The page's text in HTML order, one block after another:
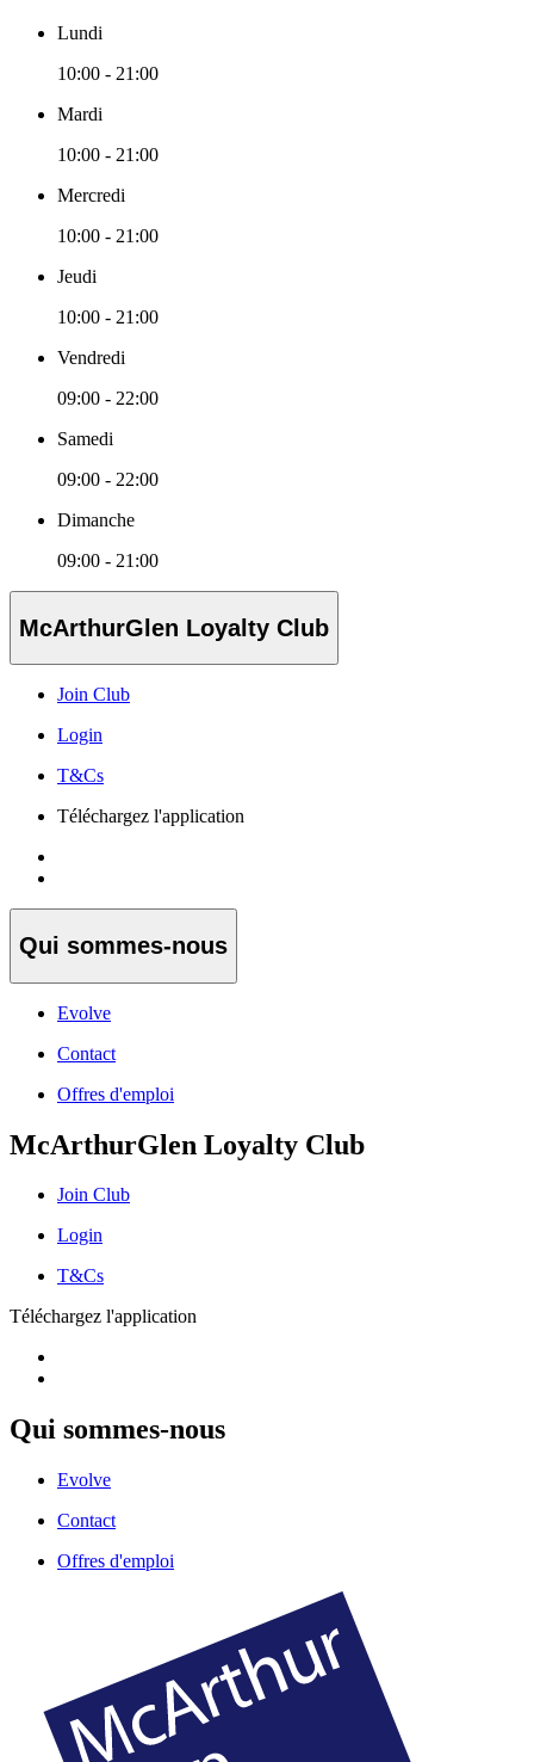
Lundi
10:00 - 21:00
Mardi
10:00 - 21:00
Mercredi
10:00 - 21:00
Jeudi
10:00 - 21:00
Vendredi
09:00 - 22:00
Samedi
09:00 - 22:00
Dimanche
09:00 - 21:00
McArthurGlen Loyalty Club
Join Club
Login
T&Cs
Téléchargez l'application
Qui sommes-nous
Evolve
Contact
Offres d'emploi
McArthurGlen Loyalty Club
Join Club
Login
T&Cs
Téléchargez l'application
Qui sommes-nous
Evolve
Contact
Offres d'emploi